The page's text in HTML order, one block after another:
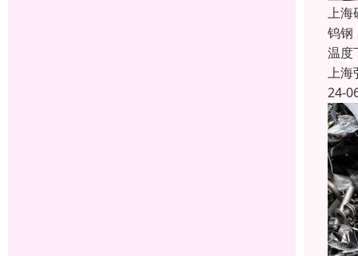
上海
钨钢
温度
上海
24-